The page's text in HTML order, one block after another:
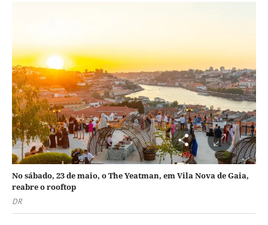
No sábado, 23 de maio, o The Yeatman, em Vila Nova de Gaia,
reabre o rooftop
DR